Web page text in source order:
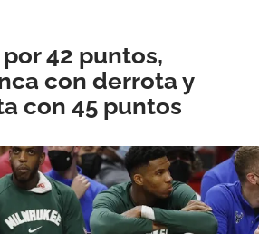
42 puntos,
con derrota y
con 45 puntos